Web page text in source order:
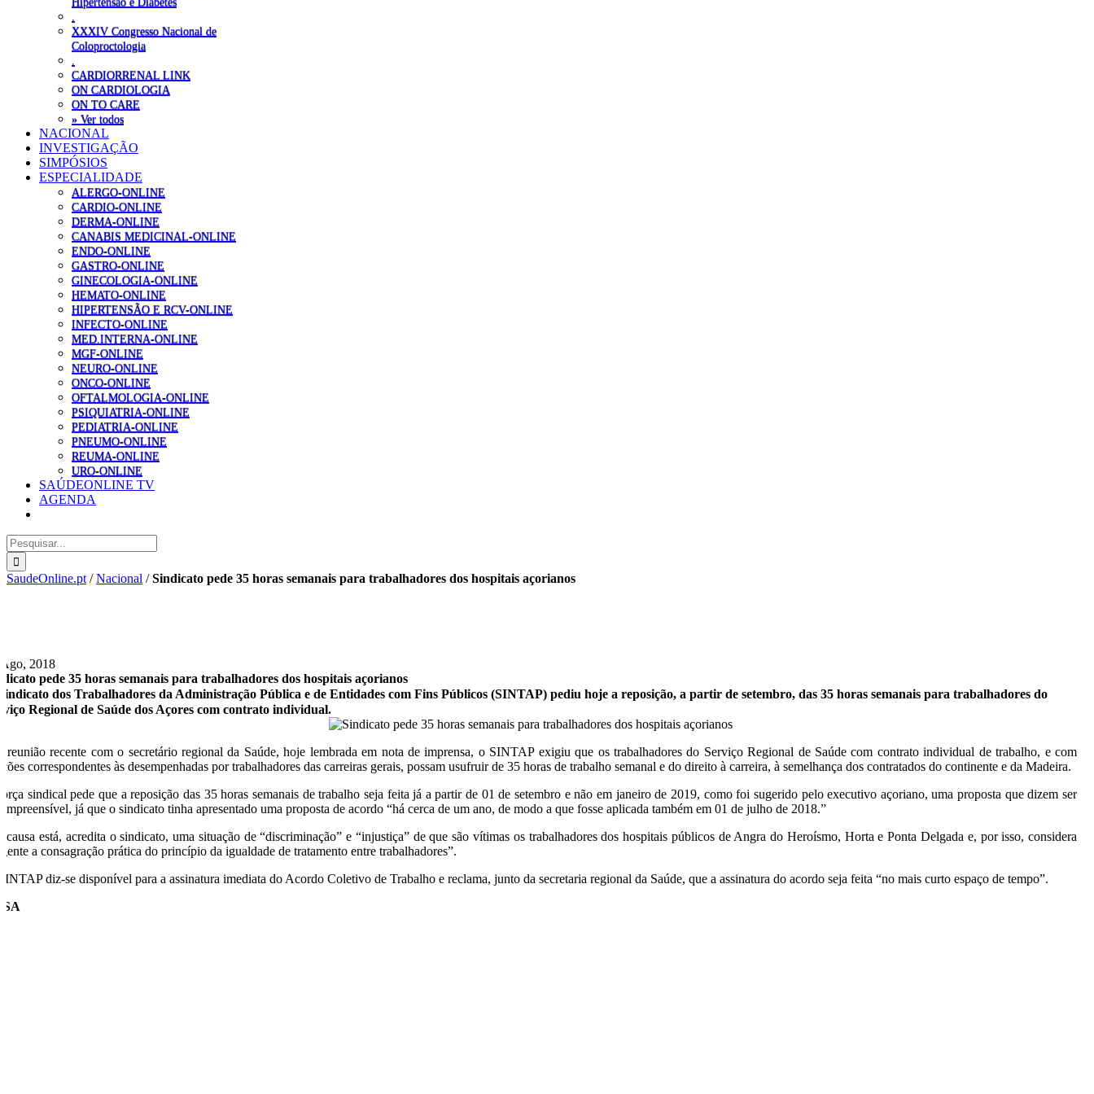
XXXIV Congresso Nacional de
Coloproctologia
CARDIORRENAL LINK
ON CARDIOLOGIA
ON TO CARE
» Ver todos
NACIONAL
INVESTIGAÇÃO
SIMPÓSIOS
ESPECIALIDADE
ALERGO-ONLINE
CARDIO-ONLINE
DERMA-ONLINE
CANABIS MEDICINAL-ONLINE
ENDO-ONLINE
GASTRO-ONLINE
GINECOLOGIA-ONLINE
HEMATO-ONLINE
HIPERTENSÃO E RCV-ONLINE
INFECTO-ONLINE
MED.INTERNA-ONLINE
MGF-ONLINE
NEURO-ONLINE
ONCO-ONLINE
OFTALMOLOGIA-ONLINE
PSIQUIATRIA-ONLINE
PEDIATRIA-ONLINE
PNEUMO-ONLINE
REUMA-ONLINE
URO-ONLINE
SAÚDEONLINE TV
AGENDA
Pesquisar
SaudeOnline.pt /Nacional /Sindicato pede 35 horas semanais para trabalhadores dos hospitais açorianos
2018
pede 35 horas semanais para trabalhadores dos hospitais açorianos
dos Trabalhadores da Administração Pública e de Entidades com Fins Públicos (SINTAP) pediu hoje a reposição, a partir de setembro, das 35 horas semanais para trabalhadores do
Regional de Saúde dos Açores com contrato individual.
reunião recente com o secretário regional da Saúde, hoje lembrada em nota de imprensa, o SINTAP exigiu que os trabalhadores do Serviço Regional de Saúde com contrato individual de trabalho, e com
correspondentes às desempenhadas por trabalhadores das carreiras gerais, possam usufruir de 35 horas de trabalho semanal e do direito à carreira, à semelhança dos contratados do continente e da Madeira.
sindical pede que a reposição das 35 horas semanais de trabalho seja feita já a partir de 01 de setembro e não em janeiro de 2019, como foi sugerido pelo executivo açoriano, uma proposta que dizem ser
já que o sindicato tinha apresentado uma proposta de acordo “há cerca de um ano, de modo a que fosse aplicada também em 01 de julho de 2018.”
causa está, acredita o sindicato, uma situação de “discriminação” e “injustiça” de que são vítimas os trabalhadores dos hospitais públicos de Angra do Heroísmo, Horta e Ponta Delgada e, por isso, considera
a consagração prática do princípio da igualdade de tratamento entre trabalhadores”.
diz-se disponível para a assinatura imediata do Acordo Coletivo de Trabalho e reclama, junto da secretaria regional da Saúde, que a assinatura do acordo seja feita “no mais curto espaço de tempo”.